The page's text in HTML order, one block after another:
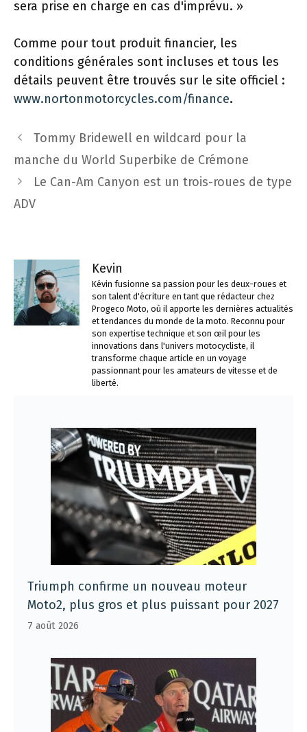
sera prise en charge en cas d'imprévu. »
Comme pour tout produit financier, les
conditions générales sont incluses et tous les
détails peuvent être trouvés sur le site officiel :
www.nortonmotorcycles.com/finance.
Navigation
des
Tommy Bridewell en wildcard pour la
manche du World Superbike de Crémone
Le Can-Am Canyon est un trois-roues de type
ADV
Kevin
Kévin fusionne sa passion pour les deux-roues et
son talent d'écriture en tant que rédacteur chez
Progeco Moto, où il apporte les dernières actualités
et tendances du monde de la moto. Reconnu pour
son expertise technique et son œil pour les
innovations dans l'univers motocycliste, il
transforme chaque article en un voyage
passionnant pour les amateurs de vitesse et de
liberté.
Triumph confirme un nouveau moteur
Moto2, plus gros et plus puissant pour 2027
7 août 2026